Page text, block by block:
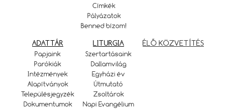
Címkék
Pályázatok
Benned bízom!
ADATTÁR
Papjaink
Parókiák
Intézmények
Alapítványok
Településjegyzék
Dokumentumok
LITURGIA
Szertartásaink
Dallamvilág
Egyházi év
Útmutató
Zsoltárok
Napi Evangélium
ÉLŐ KÖZVETÍTÉS